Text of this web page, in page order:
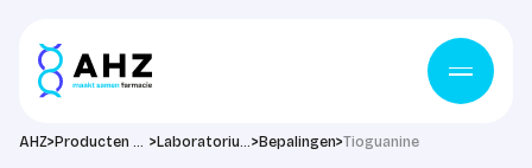
AHZ> Producten & diensten > Laboratorium> Bepalingen>Tioguanine